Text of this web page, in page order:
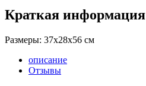
Краткая информация
Размеры: 37х28х56 см
описание
Отзывы